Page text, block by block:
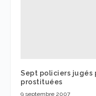
Sept policiers jugés
prostituées
9 septembre 2007